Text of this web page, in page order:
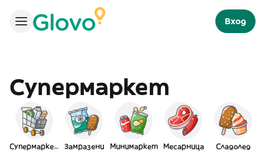
Вход
Супермаркет
Супермаркет Замразени Минимаркет Месарница Сладолед